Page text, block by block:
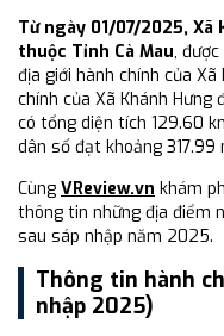
Từ ngày 01/07/2025, Xã
thuộc Tỉnh Cà Mau,
địa giới hành chính của Xã
chính của Xã Khánh Hưng
có tổng diện tích 129.60
dân số đạt khoảng 317.99
Cùng VReview.vn khám
thông tin những địa điểm
sau sáp nhập năm 2025.
Thông tin hành
nhập 2025)